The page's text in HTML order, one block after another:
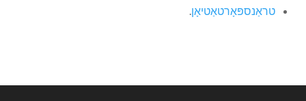
טראַנספּאָרטאַטיאָן.